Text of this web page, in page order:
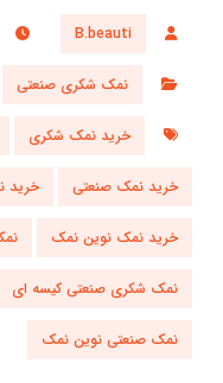
B.beauti
نمک شکری صنعتی
خرید نمک شکری
خرید نمک صنعتی خرید
خرید نمک نوین نمک
نمک شکری صنعتی کیسه ای
نمک صنعتی نوین نمک